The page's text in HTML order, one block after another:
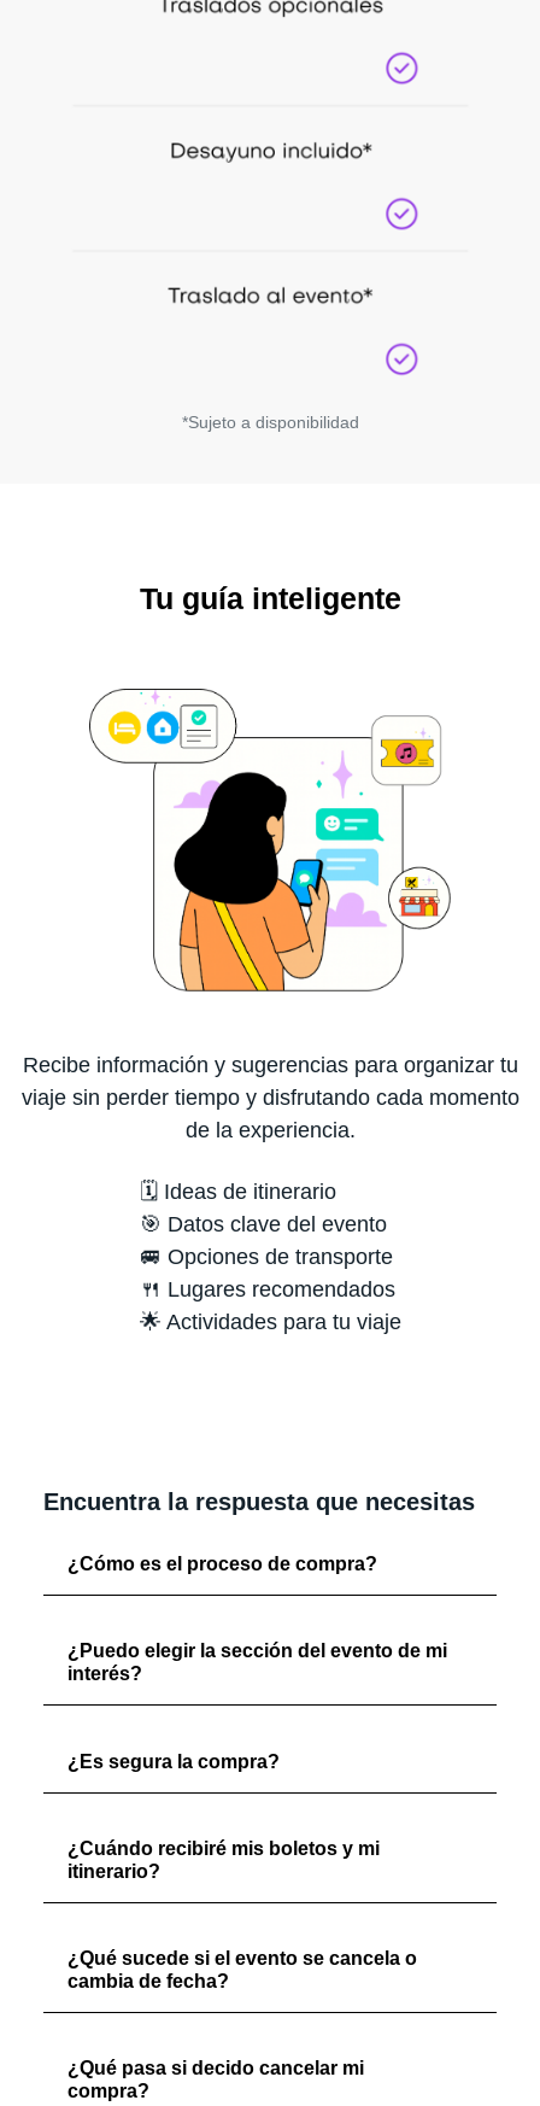
*Sujeto a disponibilidad
Tu guía inteligente
Recibe información y sugerencias para organizar tu
viaje sin perder tiempo y disfrutando cada momento
de la experiencia.
🗓️ Ideas de itinerario
🎯 Datos clave del evento
🚐 Opciones de transporte
🍴 Lugares recomendados
🌟 Actividades para tu viaje
Encuentra la respuesta que necesitas
¿Cómo es el proceso de compra?
¿Puedo elegir la sección del evento de mi
interés?
¿Es segura la compra?
¿Cuándo recibiré mis boletos y mi
itinerario?
¿Qué sucede si el evento se cancela o
cambia de fecha?
¿Qué pasa si decido cancelar mi
compra?